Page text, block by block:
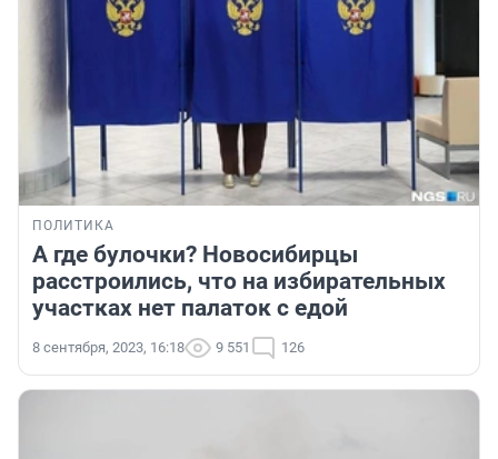
ПОЛИТИКА
А где булочки? Новосибирцы
расстроились, что на избирательных
участках нет палаток с едой
8 сентября, 2023, 16:18 9 551 126